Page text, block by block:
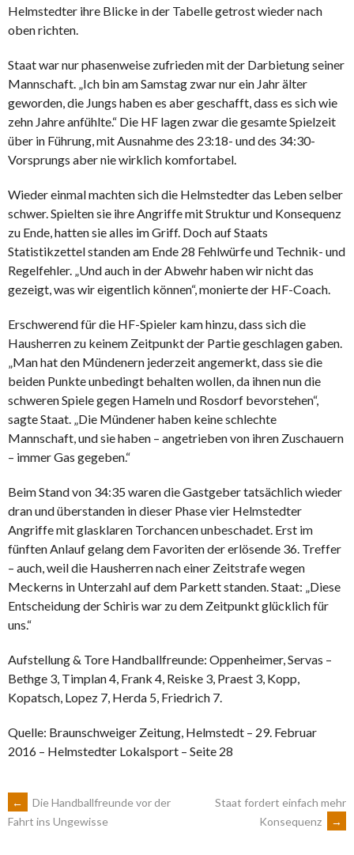
Helmstedter ihre Blicke in der Tabelle getrost wieder nach
oben richten.
Staat war nur phasenweise zufrieden mit der Darbietung seiner
Mannschaft. „Ich bin am Samstag zwar nur ein Jahr älter
geworden, die Jungs haben es aber geschafft, dass es sich wie
zehn Jahre anfühlte.“ Die HF lagen zwar die gesamte Spielzeit
über in Führung, mit Ausnahme des 23:18- und des 34:30-
Vorsprungs aber nie wirklich komfortabel.
Wieder einmal machten sich die Helmstedter das Leben selber
schwer. Spielten sie ihre Angriffe mit Struktur und Konsequenz
zu Ende, hatten sie alles im Griff. Doch auf Staats
Statistikzettel standen am Ende 28 Fehlwürfe und Technik- und
Regelfehler. „Und auch in der Abwehr haben wir nicht das
gezeigt, was wir eigentlich können“, monierte der HF-Coach.
Erschwerend für die HF-Spieler kam hinzu, dass sich die
Hausherren zu keinem Zeitpunkt der Partie geschlagen gaben.
„Man hat den Mündenern jederzeit angemerkt, dass sie die
beiden Punkte unbedingt behalten wollen, da ihnen nun die
schweren Spiele gegen Hameln und Rosdorf bevorstehen“,
sagte Staat. „Die Mündener haben keine schlechte
Mannschaft, und sie haben – angetrieben von ihren Zuschauern
– immer Gas gegeben.“
Beim Stand von 34:35 waren die Gastgeber tatsächlich wieder
dran und überstanden in dieser Phase vier Helmstedter
Angriffe mit glasklaren Torchancen unbeschadet. Erst im
fünften Anlauf gelang dem Favoriten der erlösende 36. Treffer
– auch, weil die Hausherren nach einer Zeitstrafe wegen
Meckerns in Unterzahl auf dem Parkett standen. Staat: „Diese
Entscheidung der Schiris war zu dem Zeitpunkt glücklich für
uns.“
Aufstellung & Tore Handballfreunde: Oppenheimer, Servas –
Bethge 3, Timplan 4, Frank 4, Reiske 3, Praest 3, Kopp,
Kopatsch, Lopez 7, Herda 5, Friedrich 7.
Quelle: Braunschweiger Zeitung, Helmstedt – 29. Februar
2016 – Helmstedter Lokalsport – Seite 28
ARTIKEL-
←
Die Handballfreunde vor der
Fahrt ins Ungewisse
Staat fordert einfach mehr
Konsequenz
→